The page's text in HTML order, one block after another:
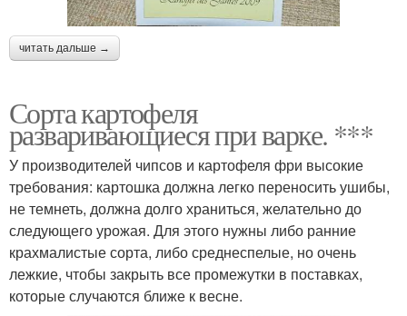
читать дальше →
Сорта картофеля
разваривающиеся при варке. ***
У производителей чипсов и картофеля фри высокие
требования: картошка должна легко переносить ушибы,
не темнеть, должна долго храниться, желательно до
следующего урожая. Для этого нужны либо ранние
крахмалистые сорта, либо среднеспелые, но очень
лежкие, чтобы закрыть все промежутки в поставках,
которые случаются ближе к весне.